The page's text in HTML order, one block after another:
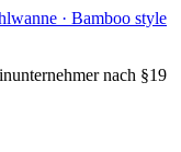
· Bamboo style
nach §19